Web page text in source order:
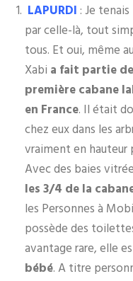
LAPURDI : Je
par celle-là, tout
tous. Et oui, même
Xabi a fait partie
première cabane
en France. Il était
chez eux dans les
vraiment en hauteur
Avec des baies
les 3/4 de la
les Personnes à
possède des
avantage rare, elle
bébé. A titre